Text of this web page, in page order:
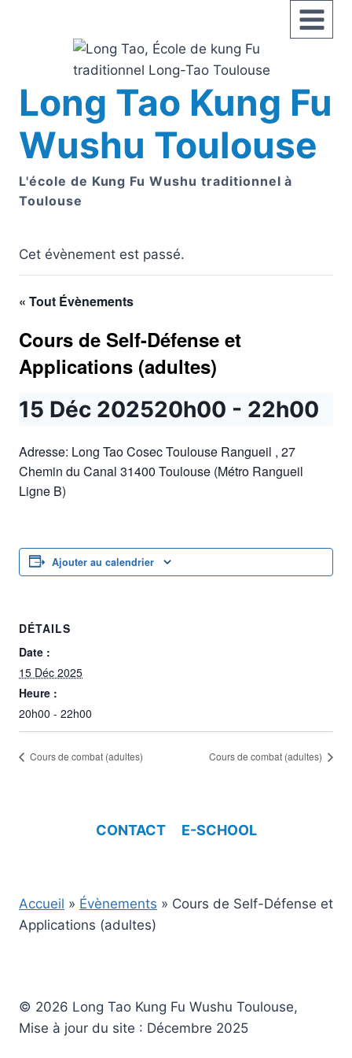
Long Tao Kung Fu
Wushu Toulouse
L'école de Kung Fu Wushu traditionnel à
Toulouse
Cet évènement est passé.
« Tout Évènements
Cours de Self-Défense et
Applications (adultes)
15 Déc 202520h00 - 22h00
Adresse: Long Tao Cosec Toulouse Rangueil , 27
Chemin du Canal 31400 Toulouse (Métro Rangueil
Ligne B)
Ajouter au calendrier
DÉTAILS
Date :
15 Déc 2025
Heure :
20h00 - 22h00
Cours de combat (adultes) Cours de combat (adultes)
CONTACT E-SCHOOL
Accueil » Évènements » Cours de Self-Défense et
Applications (adultes)
© 2026 Long Tao Kung Fu Wushu Toulouse,
Mise à jour du site : Décembre 2025